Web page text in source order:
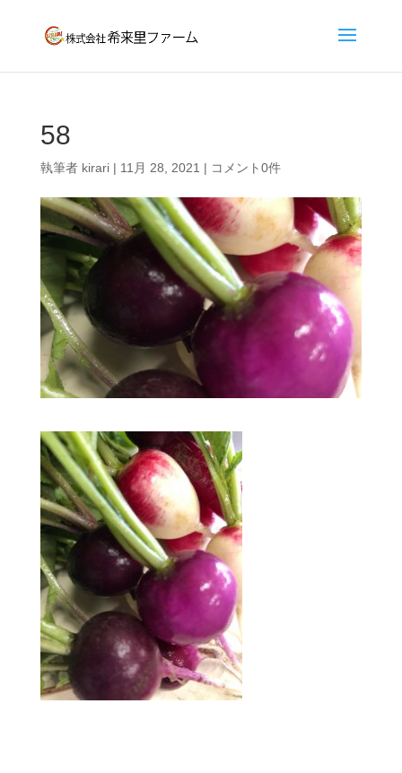
58
執筆者 kirari| 11月 28, 2021 | コメント0件